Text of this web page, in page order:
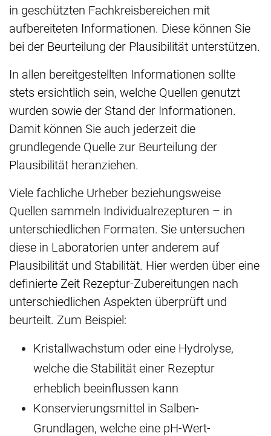
in geschützten Fachkreisbereichen mit
aufbereiteten Informationen. Diese können Sie
bei der Beurteilung der Plausibilität unterstützen.
In allen bereitgestellten Informationen sollte
stets ersichtlich sein, welche Quellen genutzt
wurden sowie der Stand der Informationen.
Damit können Sie auch jederzeit die
grundlegende Quelle zur Beurteilung der
Plausibilität heranziehen.
Viele fachliche Urheber beziehungsweise
Quellen sammeln Individualrezepturen – in
unterschiedlichen Formaten. Sie untersuchen
diese in Laboratorien unter anderem auf
Plausibilität und Stabilität. Hier werden über eine
definierte Zeit Rezeptur-Zubereitungen nach
unterschiedlichen Aspekten überprüft und
beurteilt. Zum Beispiel:
Kristallwachstum oder eine Hydrolyse,
welche die Stabilität einer Rezeptur
erheblich beeinflussen kann
Konservierungsmittel in Salben-
Grundlagen, welche eine pH-Wert-